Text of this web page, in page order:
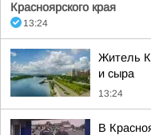
Красноярского края
13:24
Житель
и сыра
13:24
В